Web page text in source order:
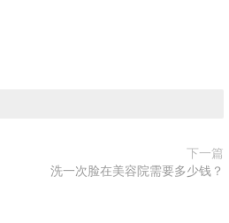
下一篇
洗一次脸在美容院需要多少钱？